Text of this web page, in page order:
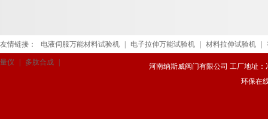
友情链接： 电液伺服万能材料试验机 电子拉伸万能试验机 材料拉伸试验机
量仪 多肽合成
河南纳斯威阀门有限公司 工厂地址：
环保在